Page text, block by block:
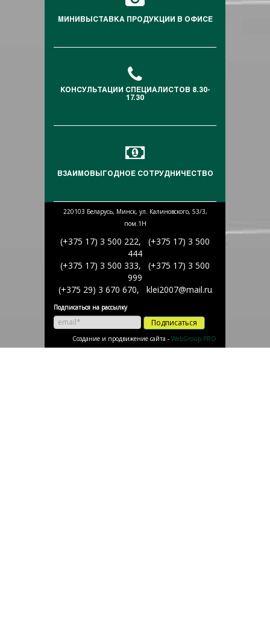
МИНИВЫСТАВКА ПРОДУКЦИИ В ОФИСЕ
КОНСУЛЬТАЦИИ СПЕЦИАЛИСТОВ 8.30-
17.30
ВЗАИМОВЫГОДНОЕ СОТРУДНИЧЕСТВО
220103 Беларусь, Минск, ул. Калиновского, 53/3,
пом.1Н
(+375 17) 3 500 222, (+375 17) 3 500
444
(+375 17) 3 500 333, (+375 17) 3 500
999
(+375 29) 3 670 670, klei2007@mail.ru
Подписаться на рассылку
Подписаться
Создание и продвижение сайта - WebGroup.PRO